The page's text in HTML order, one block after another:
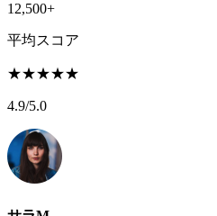
12,500+
平均スコア
★★★★★
4.9/5.0